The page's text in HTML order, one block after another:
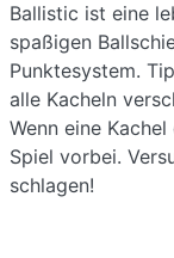
Ballistic ist eine
spaßigen
Punktesystem.
alle Kacheln
Wenn eine
Spiel vorbei.
schlagen!